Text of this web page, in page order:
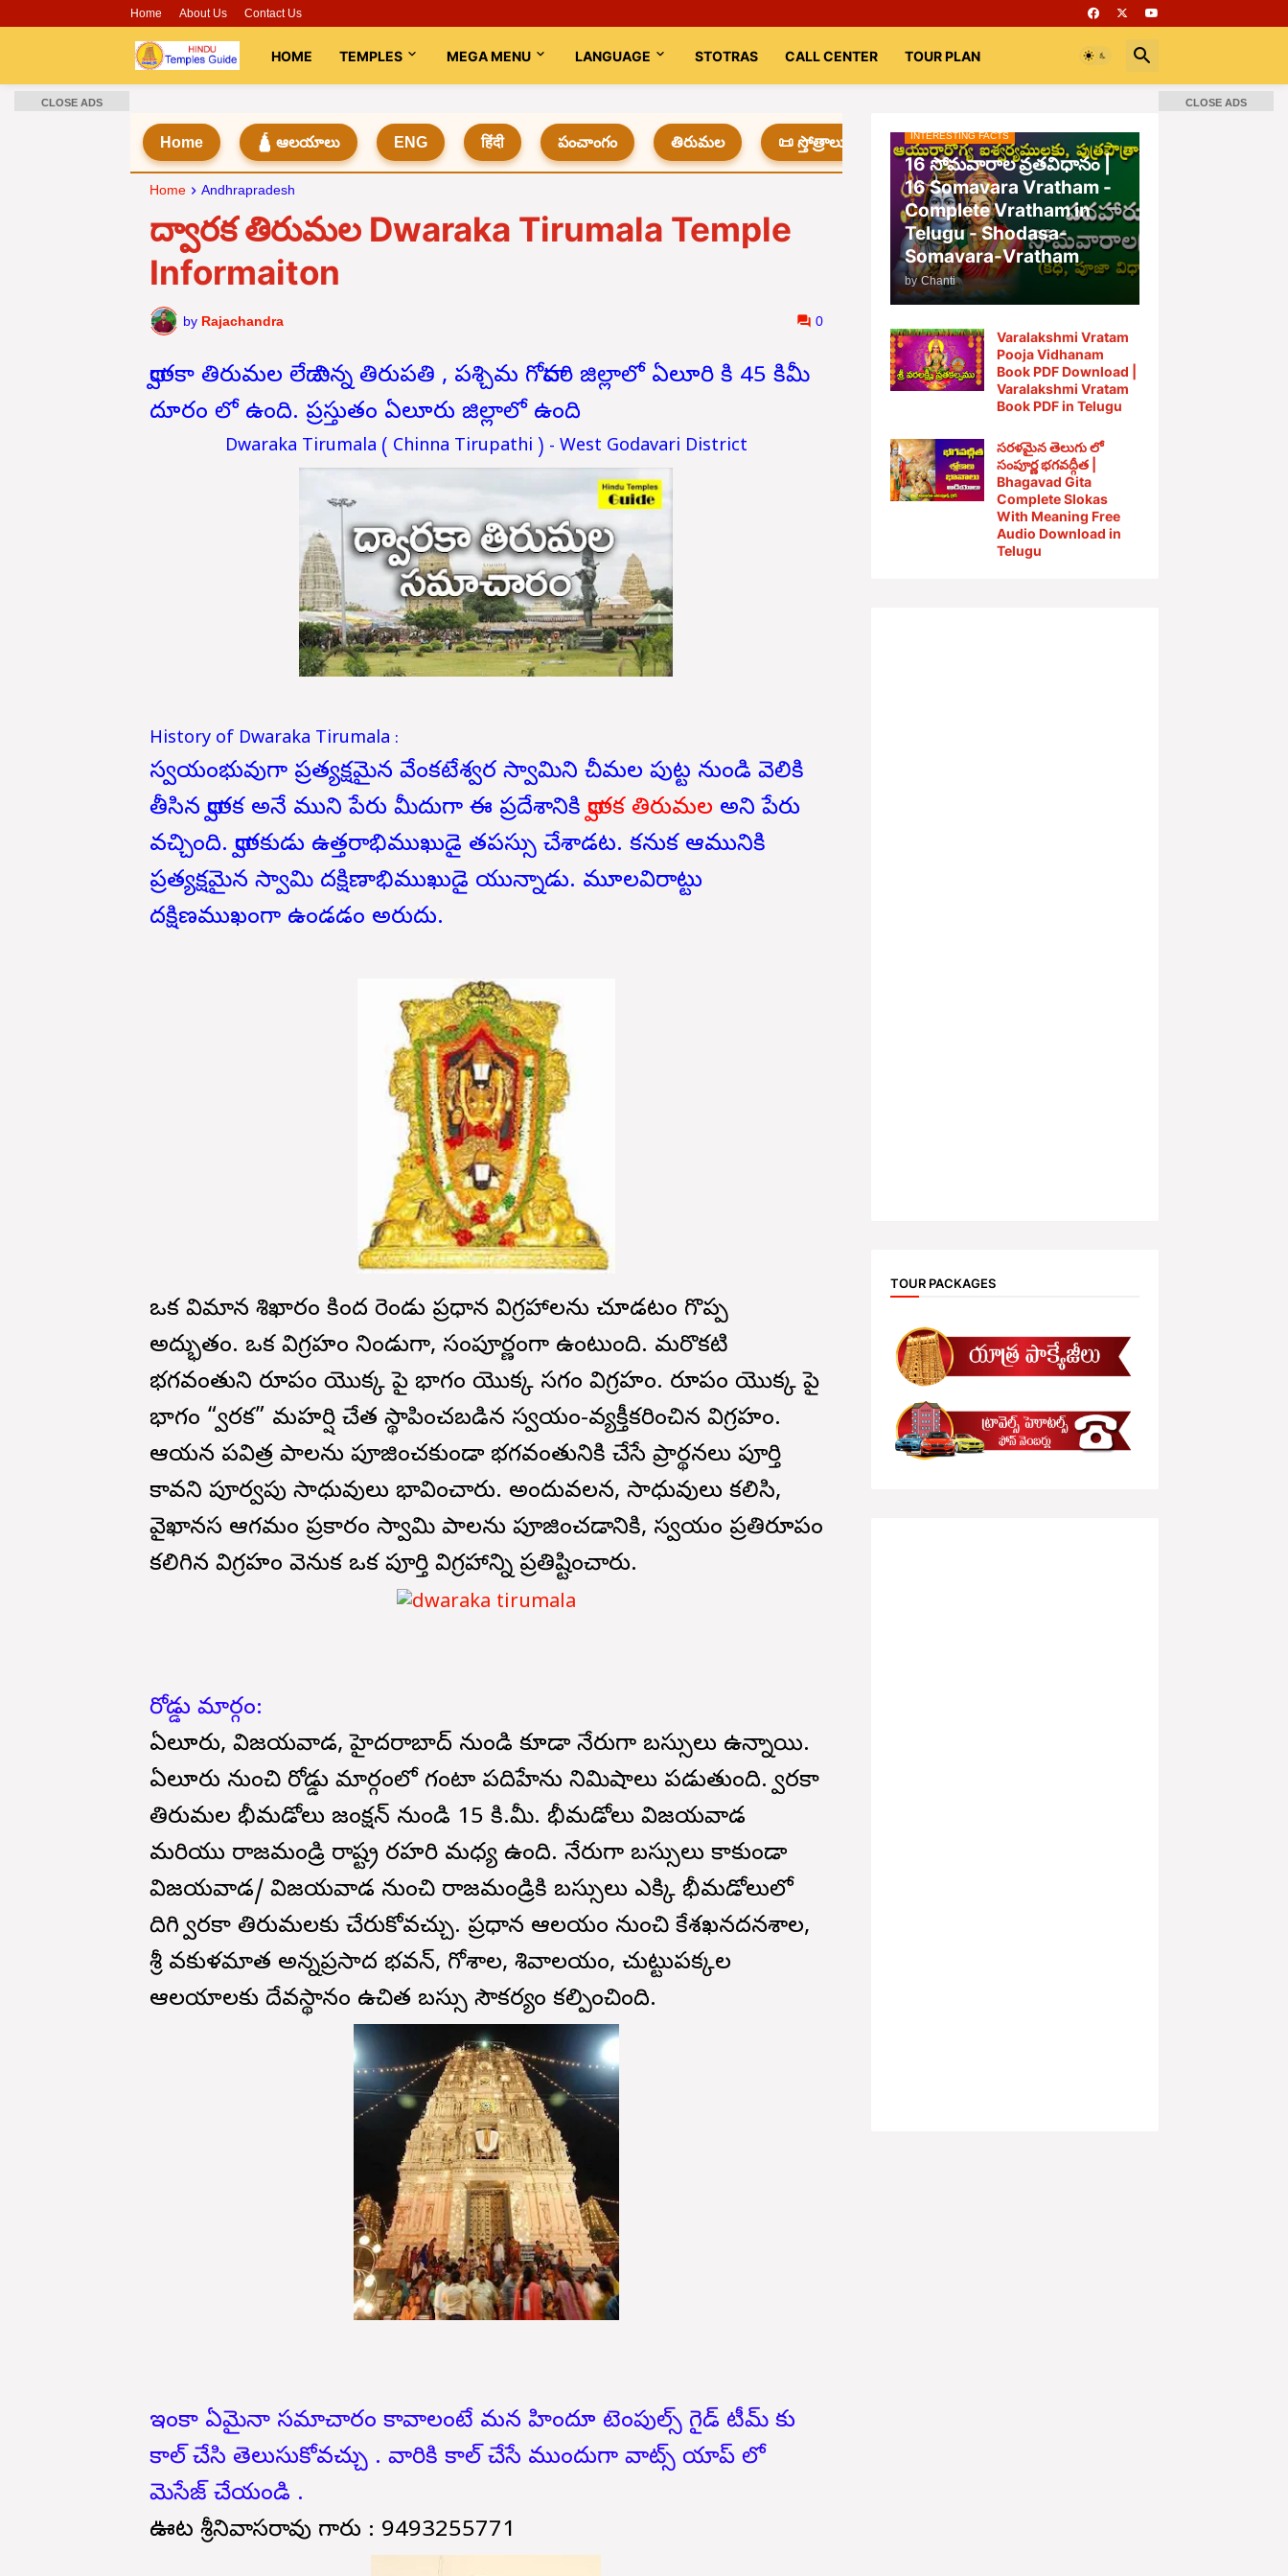
Home About Us Contact Us
HOME TEMPLES MEGA MENU LANGUAGE STOTRAS CALL CENTER TOUR PLAN
Home 🛕 ఆలయాలు ENG हिंदी పంచాంగం తిరుమల 📜 స్తోత్రాలు 📚 Books Rooms భగవద్గీత
Home Andhrapradesh
ద్వారక తిరుమల Dwaraka Tirumala Temple
Informaiton
by Rajachandra 0
ద్వారకా తిరుమల లేదా చిన్న తిరుపతి , పశ్చిమ గోదావరి జిల్లాలో ఏలూరి కి 45 కిమీ
దూరం లో ఉంది. ప్రస్తుతం ఏలూరు జిల్లాలో ఉంది
Dwaraka Tirumala ( Chinna Tirupathi ) - West Godavari District
History of Dwaraka Tirumala :
స్వయంభువుగా ప్రత్యక్షమైన వేంకటేశ్వర స్వామిని చీమల పుట్ట నుండి వెలికి
తీసిన ద్వారక అనే ముని పేరు మీదుగా ఈ ప్రదేశానికిద్వారక తిరుమల అని పేరు
వచ్చింది. ద్వారకుడు ఉత్తరాభిముఖుడై తపస్సు చేశాడట. కనుక ఆమునికి
ప్రత్యక్షమైన స్వామి దక్షిణాభిముఖుడై యున్నాడు. మూలవిరాట్టు
దక్షిణముఖంగా ఉండడం అరుదు.
ఒక విమాన శిఖారం కింద రెండు ప్రధాన విగ్రహాలను చూడటం గొప్ప
అద్భుతం. ఒక విగ్రహం నిండుగా, సంపూర్ణంగా ఉంటుంది. మరొకటి
భగవంతుని రూపం యొక్క పై భాగం యొక్క సగం విగ్రహం. రూపం యొక్క పై
భాగం “ద్వారక” మహర్షి చేత స్థాపించబడిన స్వయం-వ్యక్తీకరించిన విగ్రహం.
ఆయన పవిత్ర పాదాలను పూజించకుండా భగవంతునికి చేసే ప్రార్థనలు పూర్తి
కావని పూర్వపు సాధువులు భావించారు. అందువలన, సాధువులు కలిసి,
వైఖానస ఆగమం ప్రకారం స్వామి పాదాలను పూజించడానికి, స్వయం ప్రతిరూపం
కలిగిన విగ్రహం వెనుక ఒక పూర్తి విగ్రహాన్ని ప్రతిష్టించారు.
రోడ్డు మార్గం:
ఏలూరు, విజయవాడ, హైదరాబాద్ నుండి కూడా నేరుగా బస్సులు ఉన్నాయి.
ఏలూరు నుంచి రోడ్డు మార్గంలో గంటా పదిహేను నిమిషాలు పడుతుంది. ద్వారకా
తిరుమల భీమడోలు జంక్షన్ నుండి 15 కి.మీ. భీమడోలు విజయవాడ
మరియు రాజమండ్రి రాష్ట్ర రహదారి మధ్య ఉంది. నేరుగా బస్సులు కాకుండా
విజయవాడ/ విజయవాడ నుంచి రాజమండ్రికి బస్సులు ఎక్కి భీమడోలులో
దిగి ద్వారకా తిరుమలకు చేరుకోవచ్చు. ప్రధాన ఆలయం నుంచి కేశఖనదనశాల,
శ్రీ వకుళమాత అన్నప్రసాద భవన్, గోశాల, శివాలయం, చుట్టుపక్కల
ఆలయాలకు దేవస్థానం ఉచిత బస్సు సౌకర్యం కల్పించింది.
ఇంకా ఏమైనా సమాచారం కావాలంటే మన హిందూ టెంపుల్స్ గైడ్ టీమ్ కు
కాల్ చేసి తెలుసుకోవచ్చు . వారికి కాల్ చేసే ముందుగా వాట్స్ యాప్ లో
మెసేజ్ చేయండి .
ఊట శ్రీనివాసరావు గారు : 9493255771
INTERESTING FACTS
16 సోమవారాల వ్రతవిధానం |
16 Somavara Vratham -
Complete Vratham in
Telugu - Shodasa-
Somavara-Vratham
by Chanti
Varalakshmi Vratam
Pooja Vidhanam
Book PDF Download |
Varalakshmi Vratam
Book PDF in Telugu
సరళమైన తెలుగు లో
సంపూర్ణ భగవద్గీత |
Bhagavad Gita
Complete Slokas
With Meaning Free
Audio Download in
Telugu
TOUR PACKAGES
CLOSE ADS CLOSE ADS